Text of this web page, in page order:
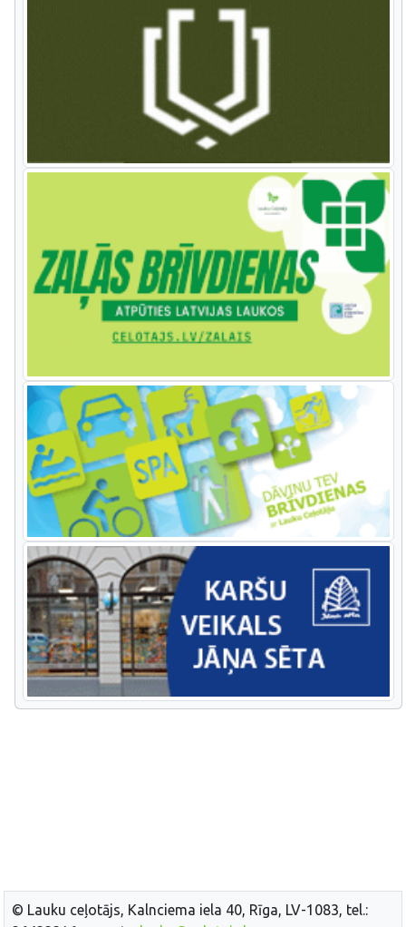
© Lauku ceļotājs, Kalnciema iela 40, Rīga, LV-1083, tel.: